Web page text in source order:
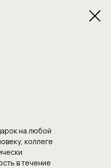
на любой
коллеге
в течение